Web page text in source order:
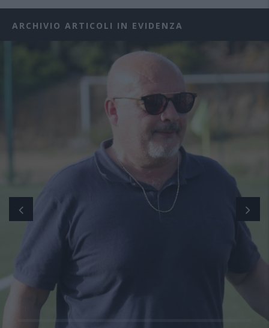
ARCHIVIO ARTICOLI IN EVIDENZA